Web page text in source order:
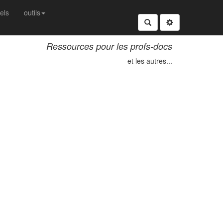
outils
Rechercher
Ressources pour les profs-docs
et les autres...